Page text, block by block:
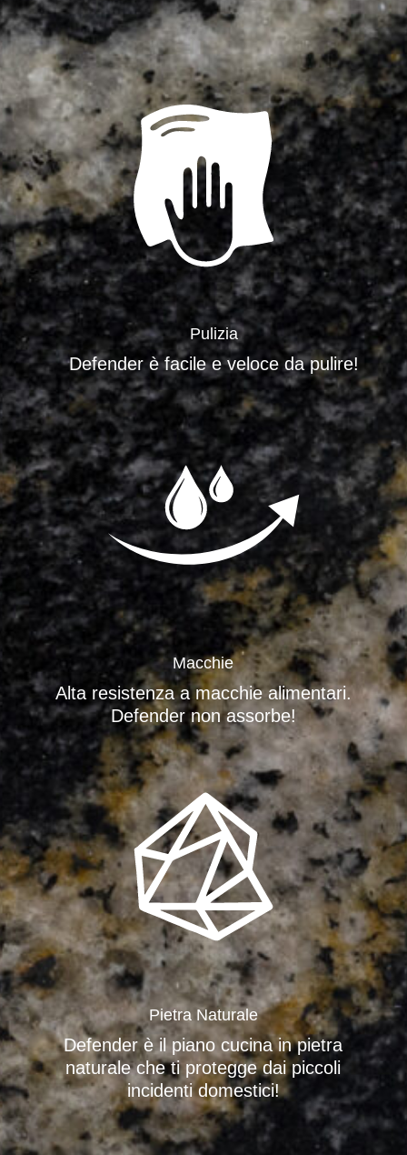
Pulizia
Defender è facile e veloce da pulire!
Macchie
Alta resistenza a macchie alimentari.
Defender non assorbe!
Pietra Naturale
Defender è il piano cucina in pietra
naturale che ti protegge dai piccoli
incidenti domestici!